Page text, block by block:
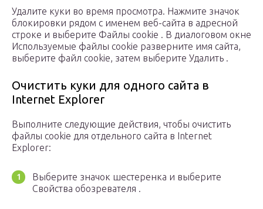
Удалите куки во время просмотра. Нажмите значок
блокировки рядом с именем веб-сайта в адресной
строке и выберите Файлы cookie . В диалоговом окне
Используемые файлы cookie разверните имя сайта,
выберите файл cookie, затем выберите Удалить .
Очистить куки для одного сайта в
Internet Explorer
Выполните следующие действия, чтобы очистить
файлы cookie для отдельного сайта в Internet
Explorer:
Выберите значок шестеренка и выберите
Свойства обозревателя .